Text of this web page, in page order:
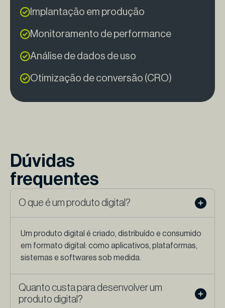
Implantação em produção
Monitoramento de performance
Análise de dados de uso
Otimização de conversão (CRO)
Dúvidas
frequentes
O que é um produto digital?
Um produto digital é criado, distribuído e consumido
em formato digital: como aplicativos, plataformas,
sistemas e softwares sob medida.
Quanto custa para desenvolver um
produto digital?